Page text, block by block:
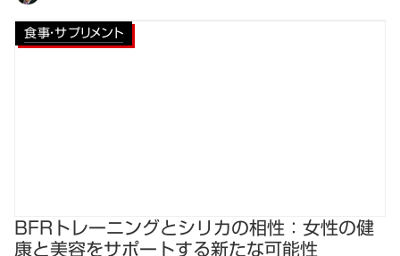
食事・サプリメント
BFRトレーニングとシリカの相性：女性の健